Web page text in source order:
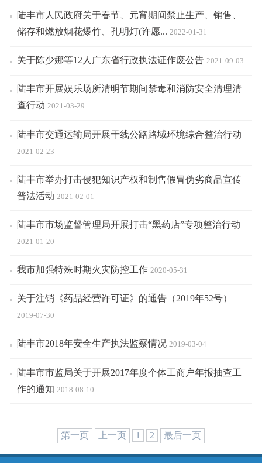
陆丰市人民政府关于春节、元宵期间禁止生产、销售、
储存和燃放烟花爆竹、孔明灯(许愿... 2022-01-31
关于陈少娜等12人广东省行政执法证作废公告 2021-09-03
陆丰市开展娱乐场所清明节期间禁毒和消防安全清理清
查行动 2021-03-29
陆丰市交通运输局开展干线公路路域环境综合整治行动
2021-02-23
陆丰市举办打击侵犯知识产权和制售假冒伪劣商品宣传
普法活动 2021-02-01
陆丰市市场监督管理局开展打击“黑药店”专项整治行动
2021-01-20
我市加强特殊时期火灾防控工作 2020-05-31
关于注销《药品经营许可证》的通告（2019年52号）
2019-07-30
陆丰市2018年安全生产执法监察情况 2019-03-04
陆丰市市监局关于开展2017年度个体工商户年报抽查工
作的通知 2018-08-10
第一页 上一页 1 2 最后一页